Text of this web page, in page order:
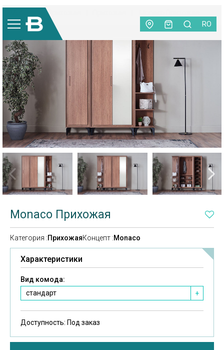
RO
Прихожая
Monaco Прихожая
Категория :ПрихожаяКонцепт :Monaco
Характеристики
Вид комода:
стандарт
+
Доступность: Под заказ